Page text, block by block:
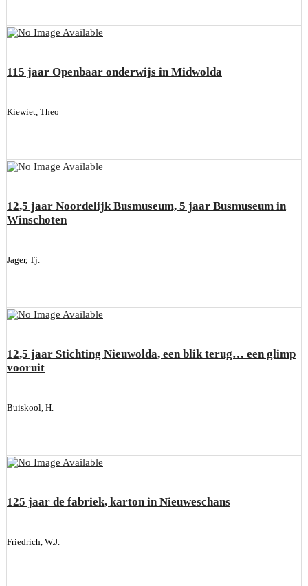
115 jaar Openbaar onderwijs in Midwolda
Kiewiet, Theo
12,5 jaar Noordelijk Busmuseum, 5 jaar Busmuseum in
Winschoten
Jager, Tj.
12,5 jaar Stichting Nieuwolda, een blik terug… een glimp
vooruit
Buiskool, H.
125 jaar de fabriek, karton in Nieuweschans
Friedrich, W.J.